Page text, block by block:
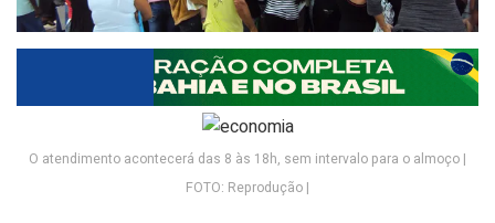
O atendimento acontecerá das 8 às 18h, sem intervalo para o almoço |
FOTO: Reprodução |